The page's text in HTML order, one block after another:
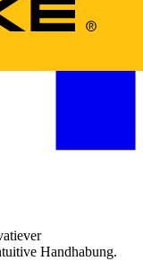
Handhabung.